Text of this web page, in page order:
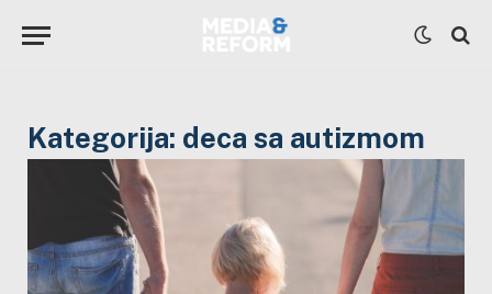
Kategorija: deca sa autizmom